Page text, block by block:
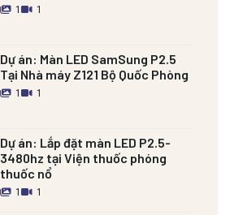
1 1
Dự án: Màn LED SamSung P2.5
Tại Nhà máy Z121 Bộ Quốc Phòng
1 1
Dự án: Lắp đặt màn LED P2.5-
3480hz tại Viện thuốc phóng
thuốc nổ
1 1